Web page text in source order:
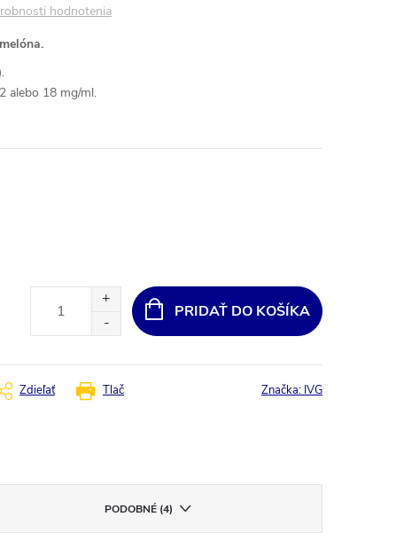
hodnotenia
alebo 18 mg/ml.
PRIDAŤ DO KOŠÍKA
Tlač
Zdieľať Značka: IVG
PODOBNÉ (4)